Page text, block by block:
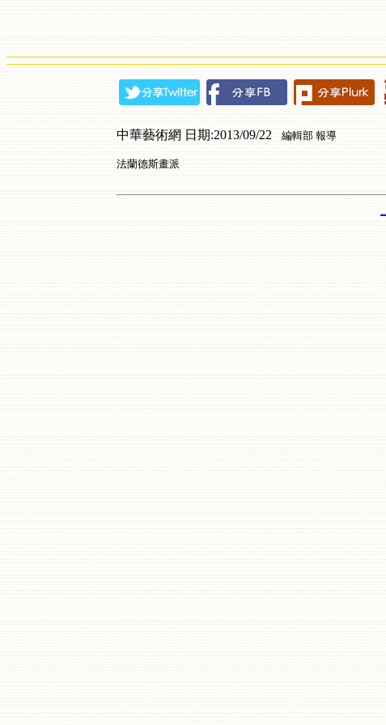
中華藝術網 日期:2013/09/22 編輯部 報導
法蘭德斯畫派